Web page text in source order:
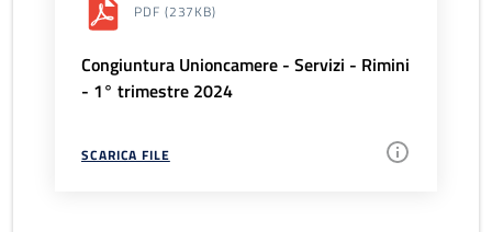
PDF (237KB)
Congiuntura Unioncamere - Servizi - Rimini
- 1° trimestre 2024
SCARICA FILE